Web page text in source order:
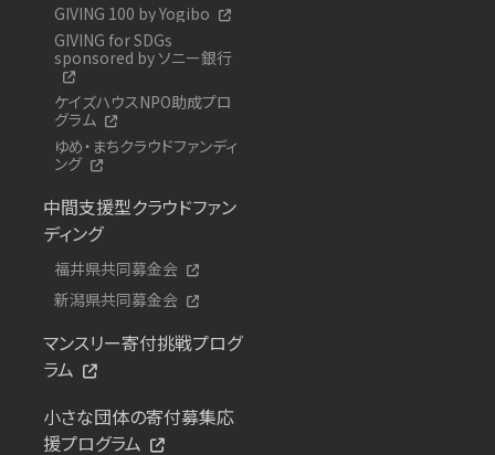
GIVING 100 by Yogibo
GIVING for SDGs
sponsored by ソニー銀行
ケイズハウスNPO助成プロ
グラム
ゆめ・まちクラウドファンディ
ング
中間支援型クラウドファン
ディング
福井県共同募金会
新潟県共同募金会
マンスリー寄付挑戦プログ
ラム
小さな団体の寄付募集応
援プログラム